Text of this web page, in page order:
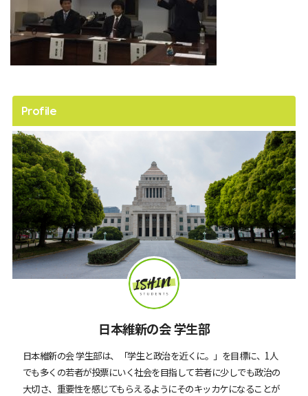
Profile
日本維新の会 学生部
日本維新の会 学生部は、「学生と政治を近くに。」を目標に、1人
でも多くの若者が投票にいく社会を目指して若者に少しでも政治の
大切さ、重要性を感じてもらえるようにそのキッカケになることが